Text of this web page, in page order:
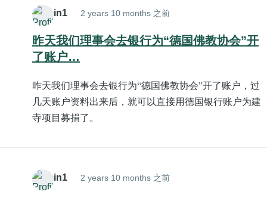
Admin1 2 years 10 months 之前
昨天我们理事会去银行为“德国佛教协会”开
了账户…
昨天我们理事会去银行为“德国佛教协会”开了账户，过
几天账户资料出来后，就可以直接用德国银行账户为建
寺项目募捐了。
Admin1 2 years 10 months 之前